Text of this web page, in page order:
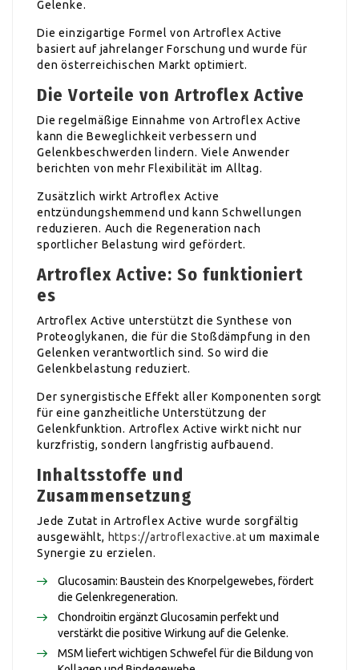
Gelenke.
Die einzigartige Formel von Artroflex Active
basiert auf jahrelanger Forschung und wurde für
den österreichischen Markt optimiert.
Die Vorteile von Artroflex Active
Die regelmäßige Einnahme von Artroflex Active
kann die Beweglichkeit verbessern und
Gelenkbeschwerden lindern. Viele Anwender
berichten von mehr Flexibilität im Alltag.
Zusätzlich wirkt Artroflex Active
entzündungshemmend und kann Schwellungen
reduzieren. Auch die Regeneration nach
sportlicher Belastung wird gefördert.
Artroflex Active: So funktioniert
es
Artroflex Active unterstützt die Synthese von
Proteoglykanen, die für die Stoßdämpfung in den
Gelenken verantwortlich sind. So wird die
Gelenkbelastung reduziert.
Der synergistische Effekt aller Komponenten sorgt
für eine ganzheitliche Unterstützung der
Gelenkfunktion. Artroflex Active wirkt nicht nur
kurzfristig, sondern langfristig aufbauend.
Inhaltsstoffe und
Zusammensetzung
Jede Zutat in Artroflex Active wurde sorgfältig
ausgewählt, https://artroflexactive.at um maximale
Synergie zu erzielen.
Glucosamin: Baustein des Knorpelgewebes, fördert
die Gelenkregeneration.
Chondroitin ergänzt Glucosamin perfekt und
verstärkt die positive Wirkung auf die Gelenke.
MSM liefert wichtigen Schwefel für die Bildung von